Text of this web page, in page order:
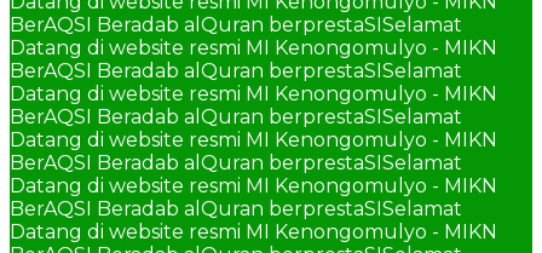
BerAQSI Beradab alQuran berprestaSISelamat
Datang di website resmi MI Kenongomulyo - MIKN
BerAQSI Beradab alQuran berprestaSISelamat
Datang di website resmi MI Kenongomulyo - MIKN
BerAQSI Beradab alQuran berprestaSISelamat
Datang di website resmi MI Kenongomulyo - MIKN
BerAQSI Beradab alQuran berprestaSISelamat
Datang di website resmi MI Kenongomulyo - MIKN
BerAQSI Beradab alQuran berprestaSISelamat
Datang di website resmi MI Kenongomulyo - MIKN